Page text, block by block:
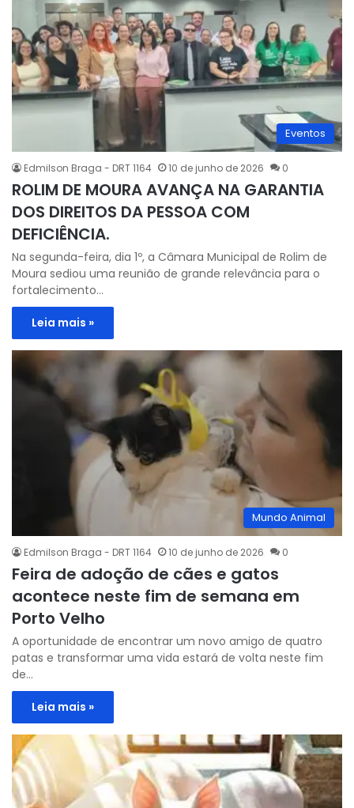
Eventos
Edmilson Braga - DRT 1164 10 de junho de 2026 0
ROLIM DE MOURA AVANÇA NA GARANTIA
DOS DIREITOS DA PESSOA COM
DEFICIÊNCIA.
Na segunda-feira, dia 1º, a Câmara Municipal de Rolim de
Moura sediou uma reunião de grande relevância para o
fortalecimento…
Leia mais »
Mundo Animal
Edmilson Braga - DRT 1164 10 de junho de 2026 0
Feira de adoção de cães e gatos
acontece neste fim de semana em
Porto Velho
A oportunidade de encontrar um novo amigo de quatro
patas e transformar uma vida estará de volta neste fim
de…
Leia mais »